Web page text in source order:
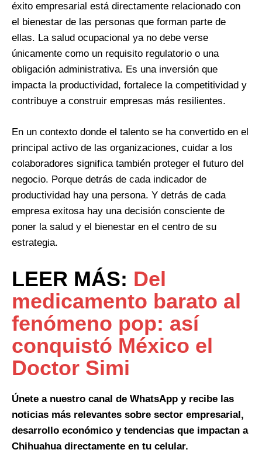
éxito empresarial está directamente relacionado con
el bienestar de las personas que forman parte de
ellas. La salud ocupacional ya no debe verse
únicamente como un requisito regulatorio o una
obligación administrativa. Es una inversión que
impacta la productividad, fortalece la competitividad y
contribuye a construir empresas más resilientes.
En un contexto donde el talento se ha convertido en el
principal activo de las organizaciones, cuidar a los
colaboradores significa también proteger el futuro del
negocio. Porque detrás de cada indicador de
productividad hay una persona. Y detrás de cada
empresa exitosa hay una decisión consciente de
poner la salud y el bienestar en el centro de su
estrategia.
LEER MÁS: Del
medicamento barato al
fenómeno pop: así
conquistó México el
Doctor Simi
Únete a nuestro canal de WhatsApp y recibe las
noticias más relevantes sobre sector empresarial,
desarrollo económico y tendencias que impactan a
Chihuahua directamente en tu celular.